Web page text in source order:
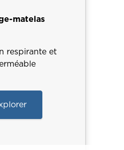
matelas
respirante et